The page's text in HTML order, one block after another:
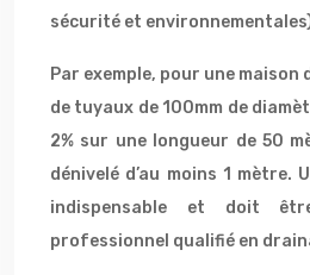
sécurité et
Par exemple, pour une maison
de tuyaux de 100mm de
2% sur une longueur de 50
dénivelé d’au moins 1 mètre.
indispensable et doit
professionnel qualifié en